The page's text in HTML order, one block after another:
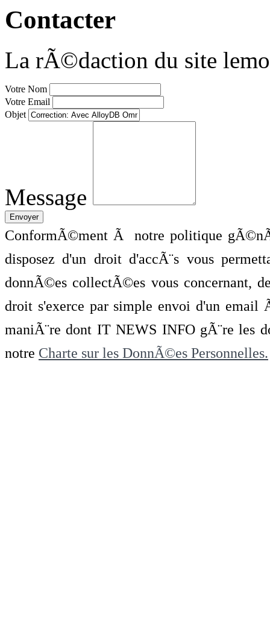
Contacter
La rÃ©daction du site
Votre Nom
Votre Email
Objet
Message
ConformÃ©ment Ã notre politique
disposez d'un droit d'accÃ¨s vous
donnÃ©es collectÃ©es vous concernant,
droit s'exerce par simple envoi d'un
maniÃ¨re dont IT NEWS INFO gÃ¨re les
notre Charte sur les DonnÃ©es Personnelles.